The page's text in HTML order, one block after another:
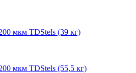
мкм TDStels (39 кг)
мкм TDStels (55,5 кг)